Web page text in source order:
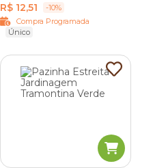
R$ 12,51
-10%
Compra Programada
Único